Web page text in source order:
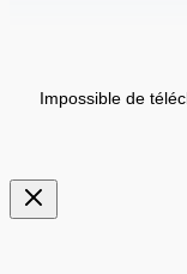
Impossible de